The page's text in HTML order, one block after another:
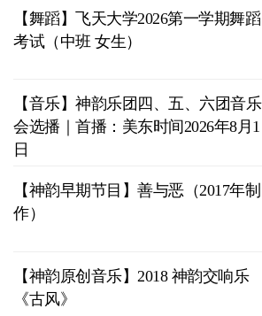
【舞蹈】飞天大学2026第一学期舞蹈
考试（中班 女生）
【音乐】神韵乐团四、五、六团音乐
会选播｜首播：美东时间2026年8月1
日
【神韵早期节目】善与恶（2017年制
作）
【神韵原创音乐】2018 神韵交响乐
《古风》